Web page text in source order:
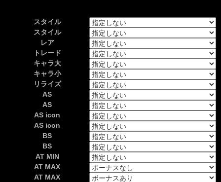
スタイル
スタイル
レア
トレード
キャラ大
キャラ小
リライズ
AS
AS
AS icon
AS icon
BS
BS
AT MIN
AT MAX
AT MAX